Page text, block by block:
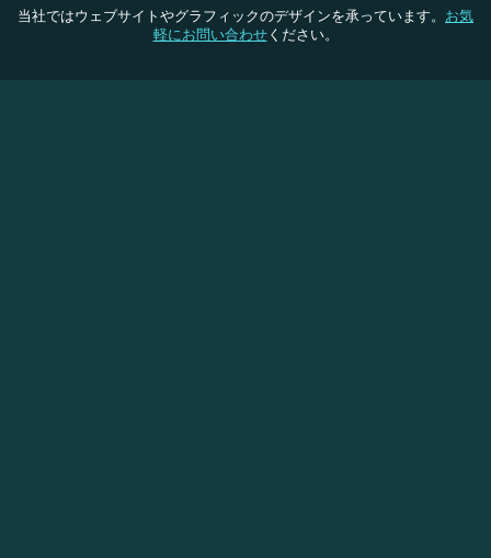
当社ではウェブサイトやグラフィックのデザインを承っています。 お気
軽にお問い合わせください。